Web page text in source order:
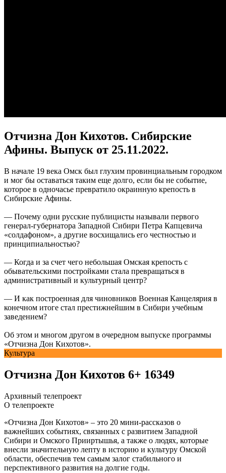
Отчизна Дон Кихотов. Сибирские
Афины. Выпуск от 25.11.2022.
В начале 19 века Омск был глухим провинциальным городком
и мог бы оставаться таким еще долго, если бы не событие,
которое в одночасье превратило окраинную крепость в
Сибирские Афины.
— Почему одни русские публицисты называли первого
генерал-губернатора Западной Сибири Петра Капцевича
«солдафоном», а другие восхищались его честностью и
принципиальностью?
— Когда и за счет чего небольшая Омская крепость с
обывательскими постройками стала превращаться в
административный и культурный центр?
— И как построенная для чиновников Военная Канцелярия в
конечном итоге стал престижнейшим в Сибири учебным
заведением?
Об этом и многом другом в очередном выпуске программы
«Отчизна Дон Кихотов».
Культура
Отчизна Дон Кихотов 6+ 16349
Архивный телепроект
О телепроекте
«Отчизна Дон Кихотов» – это 20 мини-рассказов о
важнейших событиях, связанных с развитием Западной
Сибири и Омского Прииртышья, а также о людях, которые
внесли значительную лепту в историю и культуру Омской
области, обеспечив тем самым залог стабильного и
перспективного развития на долгие годы.